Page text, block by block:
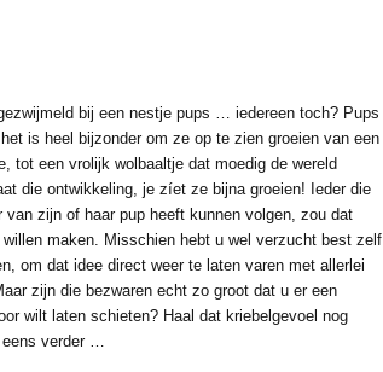
bij een nestje pups … iedereen toch? Pups
is heel bijzonder om ze op te zien groeien van een
tot een vrolijk wolbaaltje dat moedig de wereld
die ontwikkeling, je zíet ze bijna groeien! Ieder die
zijn of haar pup heeft kunnen volgen, zou dat
willen maken. Misschien hebt u wel verzucht best zelf
om dat idee direct weer te laten varen met allerlei
zijn die bezwaren echt zo groot dat u er een
wilt laten schieten? Haal dat kriebelgevoel nog
eens verder …